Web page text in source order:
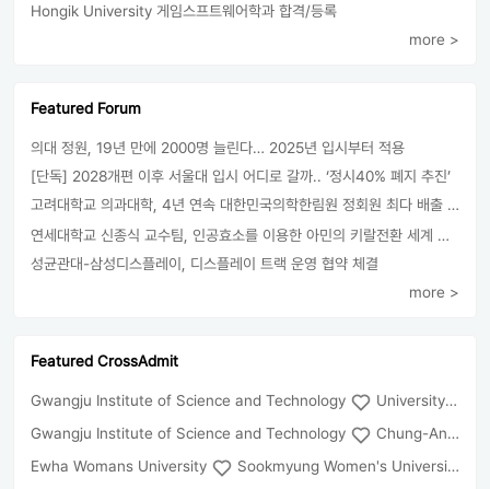
Hongik University 게임스프트웨어학과 합격/등록
more >
Featured Forum
의대 정원, 19년 만에 2000명 늘린다… 2025년 입시부터 적용
[단독] 2028개편 이후 서울대 입시 어디로 갈까.. ‘정시40% 폐지 추진’
고려대학교 의과대학, 4년 연속 대한민국의학한림원 정회원 최다 배출 外
연세대학교 신종식 교수팀, 인공효소를 이용한 아민의 키랄전환 세계 최초로 성공
성균관대-삼성디스플레이, 디스플레이 트랙 운영 협약 체결
more >
Featured CrossAdmit
Gwangju Institute of Science and Technology
University of Seoul
Gwangju Institute of Science and Technology
Chung-Ang University
Ewha Womans University
Sookmyung Women's University